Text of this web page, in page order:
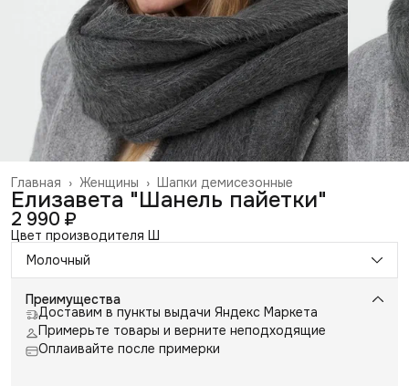
Шапки демисезонные
Женщины ›
Главная ›
Елизавета "Шанель пайетки"
2 990 ₽
Цвет производителя Ш
Молочный
Преимущества
Доставим в пункты выдачи Яндекс Маркета
Примерьте товары и верните неподходящие
Оплаивайте после примерки